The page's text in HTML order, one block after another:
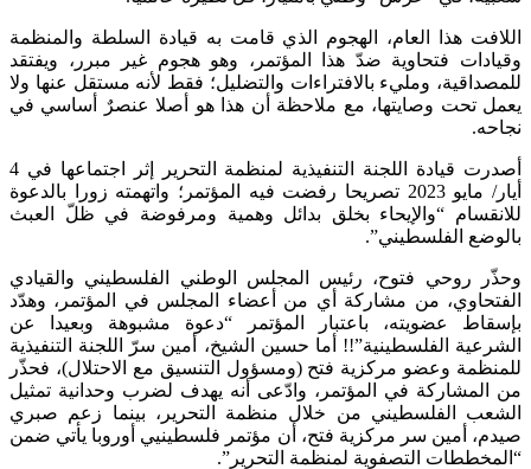
اللافت هذا العام، الهجوم الذي قامت به قيادة السلطة والمنظمة
وقيادات فتحاوية ضدّ هذا المؤتمر، وهو هجوم غير مبرر، ويفتقد
للمصداقية، ومليء بالافتراءات والتضليل؛ فقط لأنه مستقل عنها ولا
يعمل تحت وصايتها، مع ملاحظة أن هذا هو أصلا عنصرٌ أساسي في
نجاحه.
أصدرت قيادة اللجنة التنفيذية لمنظمة التحرير إثر اجتماعها في 4
أيار/ مايو 2023 تصريحا رفضت فيه المؤتمر؛ واتهمته زورا بالدعوة
للانقسام “والإيحاء بخلق بدائل وهمية ومرفوضة في ظلّ العبث
بالوضع الفلسطيني”.
وحذّر روحي فتوح، رئيس المجلس الوطني الفلسطيني والقيادي
الفتحاوي، من مشاركة أي من أعضاء المجلس في المؤتمر، وهدّد
بإسقاط عضويته، باعتبار المؤتمر “دعوة مشبوهة وبعيدا عن
الشرعية الفلسطينية”!! أما حسين الشيخ، أمين سرّ اللجنة التنفيذية
للمنظمة وعضو مركزية فتح (ومسؤول التنسيق مع الاحتلال)، فحذّر
من المشاركة في المؤتمر، وادّعى أنه يهدف لضرب وحدانية تمثيل
الشعب الفلسطيني من خلال منظمة التحرير، بينما زعم صبري
صيدم، أمين سر مركزية فتح، أن مؤتمر فلسطينيي أوروبا يأتي ضمن
“المخططات التصفوية لمنظمة التحرير”.